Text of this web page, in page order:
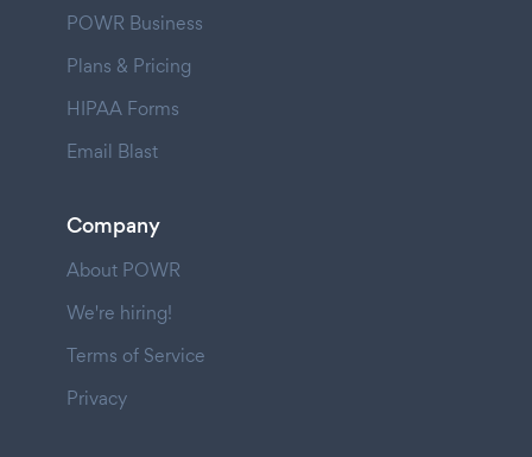
POWR Business
Plans & Pricing
HIPAA Forms
Email Blast
Company
About POWR
We're hiring!
Terms of Service
Privacy